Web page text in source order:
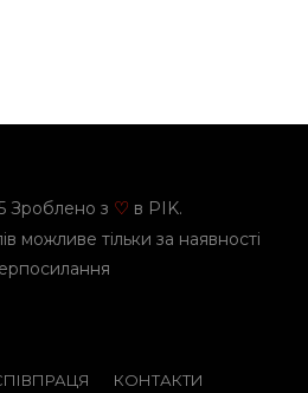
Зроблено з ♡ в PIK.
можливе тільки за наявності
КОНТАКТИ